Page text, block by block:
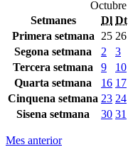
Octubre
Setmanes
Dl Dt
Primera setmana
25 26
Segona setmana
2 3
Tercera setmana
9 10
Quarta setmana
16 17
Cinquena setmana 23 24
Sisena setmana
30 31
Mes anterior